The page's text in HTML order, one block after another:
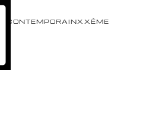
CONTEMPORAINXXÈME